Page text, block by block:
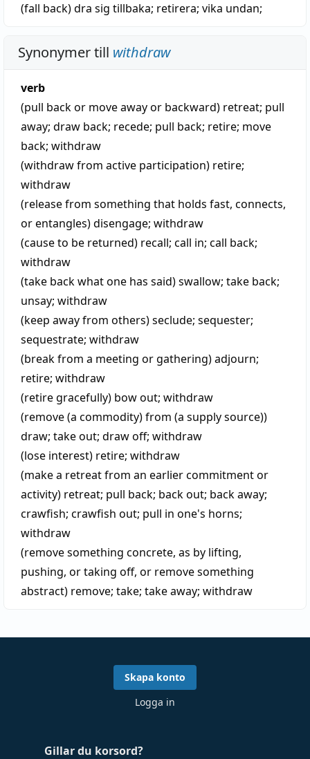
(fall back)dra sig tillbaka; retirera; vika undan;
Synonymer till withdraw
verb
(pull back or move away or backward) retreat; pull
away; draw back; recede; pull back; retire; move
back; withdraw
(withdraw from active participation) retire;
withdraw
(release from something that holds fast, connects,
or entangles)disengage; withdraw
(cause to be returned) recall; call in; call back;
withdraw
(take back what one has said)swallow; take back;
unsay; withdraw
(keep away from others)seclude; sequester;
sequestrate; withdraw
(break from a meeting or gathering)adjourn;
retire; withdraw
(retire gracefully) bow out; withdraw
(remove (a commodity) from (a supply source))
draw; take out; draw off; withdraw
(lose interest) retire; withdraw
(make a retreat from an earlier commitment or
activity) retreat; pull back; back out; back away;
crawfish; crawfish out; pull in one's horns;
withdraw
(remove something concrete, as by lifting,
pushing, or taking off, or remove something
abstract) remove; take; take away; withdraw
Gillar du korsord?
Skapa konto
Logga in